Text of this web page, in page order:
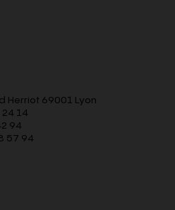
Herriot 69001 Lyon
14
94
57 94